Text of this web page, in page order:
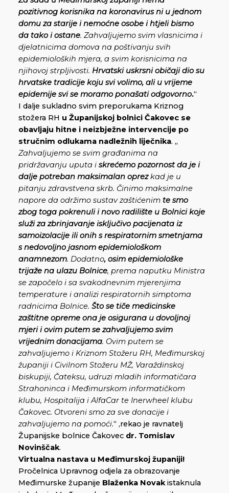
pozitivnog korisnika na koronavirus ni u jednom
domu za starije i nemoćne osobe i htjeli bismo
da tako i ostane. Zahvaljujemo svim vlasnicima i
djelatnicima domova na poštivanju svih
epidemioloških mjera, a svim korisnicima na
njihovoj strpljivosti. Hrvatski uskrsni običaji dio su
hrvatske tradicije koju svi volimo, ali u vrijeme
epidemije svi se moramo ponašati odgovorno.“
I dalje sukladno svim preporukama Kriznog
stožera RH u Županijskoj bolnici Čakovec se
obavljaju hitne i neizbježne intervencije po
stručnim odlukama nadležnih liječnika. „
Zahvaljujemo se svim građanima na
pridržavanju uputa i skrećemo pozornost da je i
dalje potreban maksimalan oprezkad je u
pitanju zdravstvena skrb. Činimo maksimalne
napore da održimo sustav zaštićenim te smo
zbog toga pokrenuli i novo radilište u Bolnici koje
služi za zbrinjavanje isključivo pacijenata iz
samoizolacije ili onih s respiratornim smetnjama
s nedovoljno jasnom epidemiološkom
anamnezom. Dodatno, osim epidemiološke
trijaže na ulazu Bolnice, prema naputku Ministra
se započelo i sa svakodnevnim mjerenjima
temperature i analizi respiratornih simptoma
radnicima Bolnice. Što se tiče medicinske
zaštitne opreme ona je osigurana u dovoljnoj
mjeri i ovim putem se zahvaljujemo svim
vrijednim donacijama. Ovim putem se
zahvaljujemo i Kriznom Stožeru RH, Međimurskoj
županiji i Civilnom Stožeru MŽ, Varaždinskoj
biskupiji, Čateksu, udruzi mladih informatičara
Strahoninca i Međimurskom informatičkom
klubu, Hospitalija i AlfaCar te Inerwheel klubu
Čakovec. Otvoreni smo za sve donacije i
zahvaljujemo na pomoći.“ ,rekao je ravnatelj
Županijske bolnice Čakovec dr. Tomislav
Novinščak.
Virtualna nastava u Međimurskoj županiji!
Pročelnica Upravnog odjela za obrazovanje
Međimurske županije Blaženka Novakistaknula